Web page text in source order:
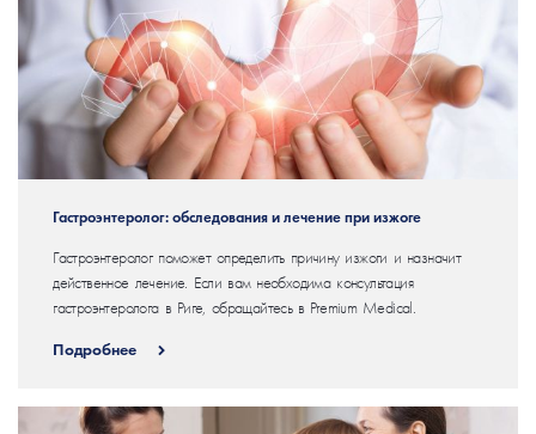
Гастроэнтеролог: обследования и лечение при изжоге
Гастроэнтеролог поможет определить причину изжоги и назначит
действенное лечение. Если вам необходима консультация
гастроэнтеролога в Риге, обращайтесь в Premium Medical.
Подробнее